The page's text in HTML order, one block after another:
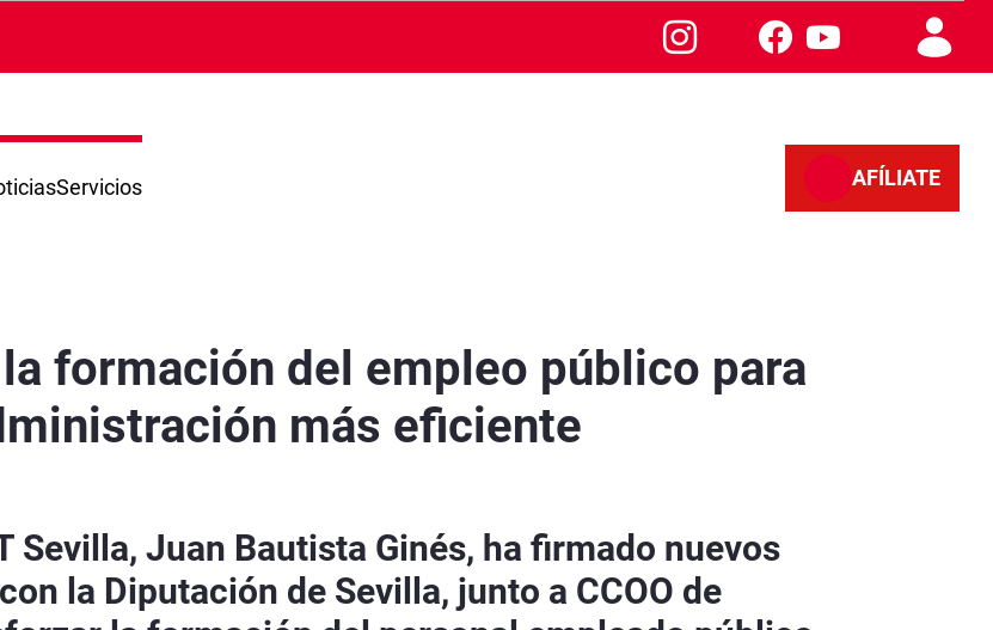
Servicios AFÍLIATE
formación del empleo público para
más eficiente
Sevilla, Juan Bautista Ginés, ha firmado nuevos
la Diputación de Sevilla, junto a CCOO de